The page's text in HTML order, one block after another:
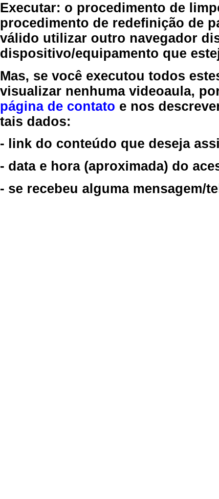
Executar: o procedimento de
procedimento de redefinição de
válido utilizar outro navegador
dispositivo/equipamento que
Mas, se você executou todos
visualizar nenhuma videoaula,
página de contato e nos
tais dados:
- link do conteúdo que deseja
- data e hora (aproximada) do
- se recebeu alguma mensagem/